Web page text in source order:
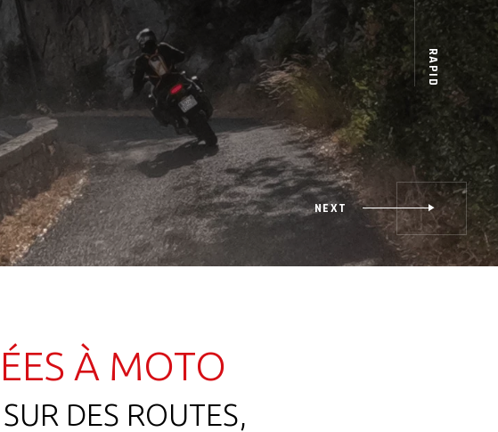
RAPID
À MOTO
DES ROUTES,